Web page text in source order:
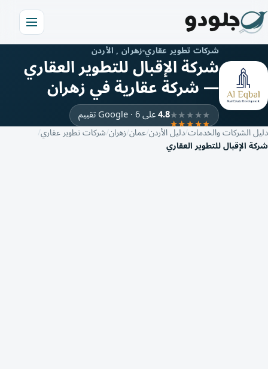
شركات تطوير عقاريزهران , الأردن
شركة الإقبال للتطوير العقاري
— شركة عقارية في زهران
4.8على Google · 6 تقييم
دليل الشركات والخدماتدليل الأردنعمان زهران شركات تطوير عقاري
شركة الإقبال للتطوير العقاري